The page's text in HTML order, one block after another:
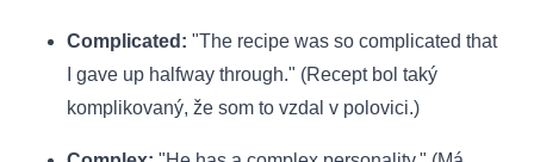
Complicated: "The recipe was so complicated that
I gave up halfway through." (Recept bol taký
komplikovaný, že som to vzdal v polovici.)